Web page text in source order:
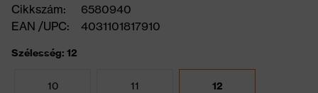
Cikkszám:
6580940
EAN /UPC:
4031101817910
Szélesség: 12
10 11 12